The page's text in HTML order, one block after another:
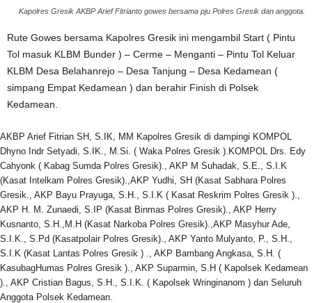
Kapolres Gresik AKBP Arief Fitrianto gowes bersama pju Polres Gresik dan anggota.
Rute Gowes bersama Kapolres Gresik ini mengambil Start ( Pintu
Tol masuk KLBM Bunder ) – Cerme – Menganti – Pintu Tol Keluar
KLBM Desa Belahanrejo – Desa Tanjung – Desa Kedamean (
simpang Empat Kedamean ) dan berahir Finish di Polsek
Kedamean.
AKBP Arief Fitrian SH, S.IK, MM Kapolres Gresik di dampingi KOMPOL
Dhyno Indr Setyadi, S.IK., M.Si. ( Waka Polres Gresik ).KOMPOL Drs. Edy
Cahyonk ( Kabag Sumda Polres Gresik)., AKP M Suhadak, S.E., S.I.K
(Kasat Intelkam Polres Gresik).,AKP Yudhi, SH (Kasat Sabhara Polres
Gresik., AKP Bayu Prayuga, S.H., S.I.K ( Kasat Reskrim Polres Gresik ).,
AKP H. M. Zunaedi, S.IP (Kasat Binmas Polres Gresik)., AKP Herry
Kusnanto, S.H.,M.H (Kasat Narkoba Polres Gresik).,AKP Masyhur Ade,
S.I.K., S.Pd (Kasatpolair Polres Gresik)., AKP Yanto Mulyanto, P., S.H.,
S.I.K (Kasat Lantas Polres Gresik ) ., AKP Bambang Angkasa, S.H. (
KasubagHumas Polres Gresik )., AKP Suparmin, S.H ( Kapolsek Kedamean
)., AKP Cristian Bagus, S.H., S.I.K. ( Kapolsek Wringinanom ) dan Seluruh
Anggota Polsek Kedamean.